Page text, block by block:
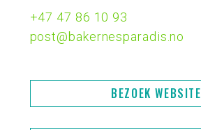
+47 47 86 10 93
post@bakernesparadis.no
BEZOEK WEBSITE